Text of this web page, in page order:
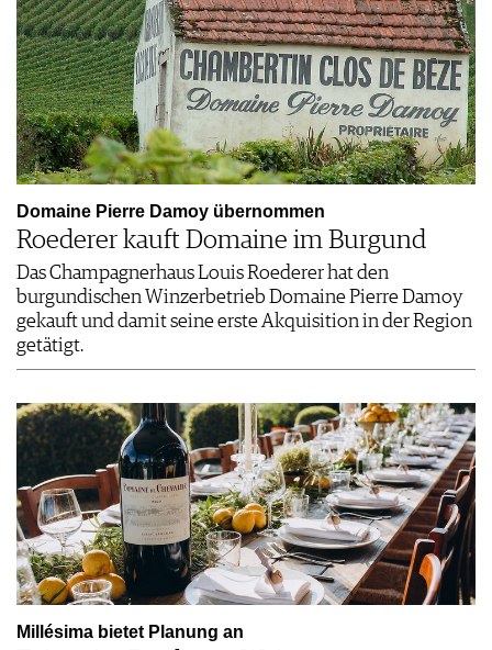
Domaine Pierre Damoy übernommen
Roederer kauft Domaine im Burgund
Das Champagnerhaus Louis Roederer hat den
burgundischen Winzerbetrieb Domaine Pierre Damoy
gekauft und damit seine erste Akquisition in der Region
getätigt.
Millésima bietet Planung an